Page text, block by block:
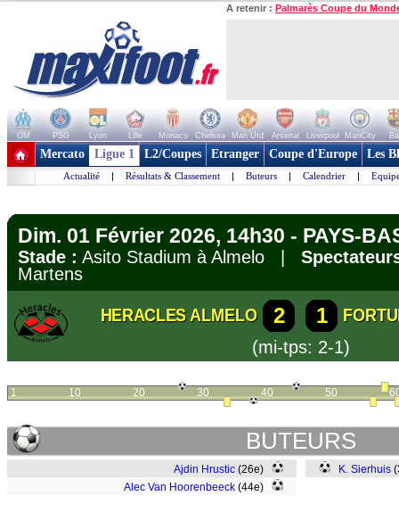
A retenir : Palmarès Coupe du
OM PSG Lyon Lille Monaco Chelsea Man Utd Arsenal Liverpool ManCity
+ de clubs
Mercato Ligue 1 L2/Coupes Etranger Coupe d'Europe Les
Actualité | Résultats & Classement | Buteurs | Calendrier |
Dim. 01 Février 2026, 14h30 - PAYS-
Stade : Asito Stadium à Almelo |
Martens
HERACLES ALMELO 2 1
(mi-tps: 2-1)
1 10 20 30 40 50
BUTEURS
Ajdin Hrustic (26e)
Alec Van Hoorenbeeck (44e)
K. Sierhuis